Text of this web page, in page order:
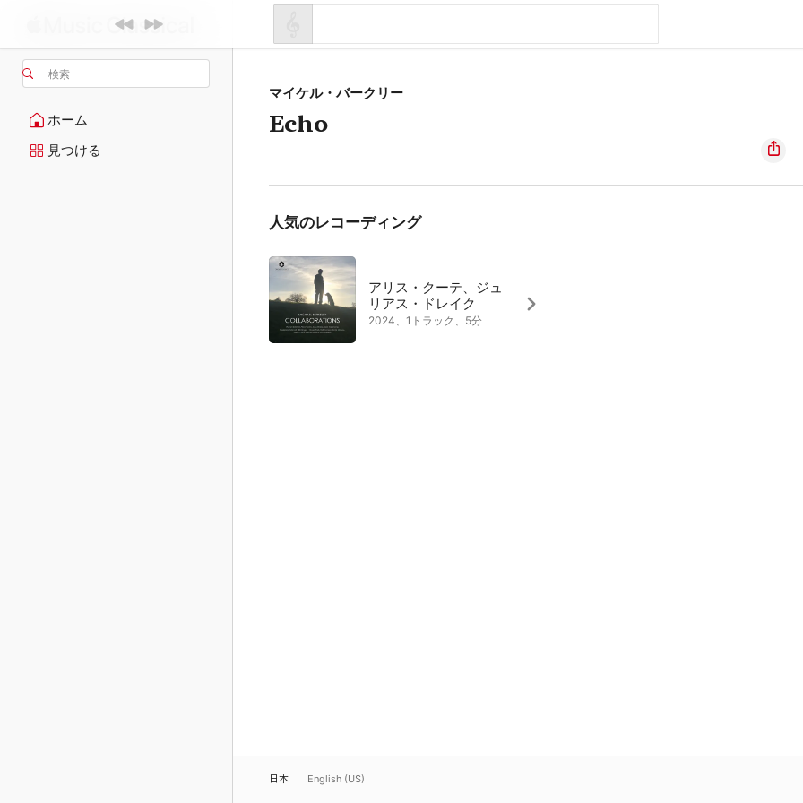
検索
ホーム
見つける
マイケル・バークリー
Echo
人気のレコーディング
アリス・クーテ、ジュ
リアス・ドレイク
2024、1トラック、5分
日本 English (US)